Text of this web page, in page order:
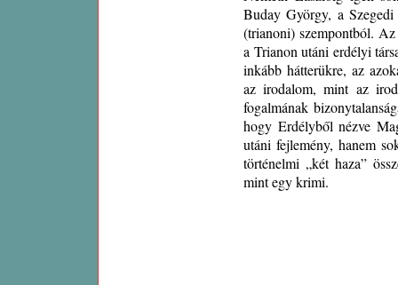
Buday György, a
(trianoni) szempontból. Az
a Trianon utáni erdélyi
inkább hátterükre, az
az irodalom, mint az
fogalmának
hogy Erdélyből nézve
utáni fejlemény, hanem
történelmi „két haza”
mint egy krimi.